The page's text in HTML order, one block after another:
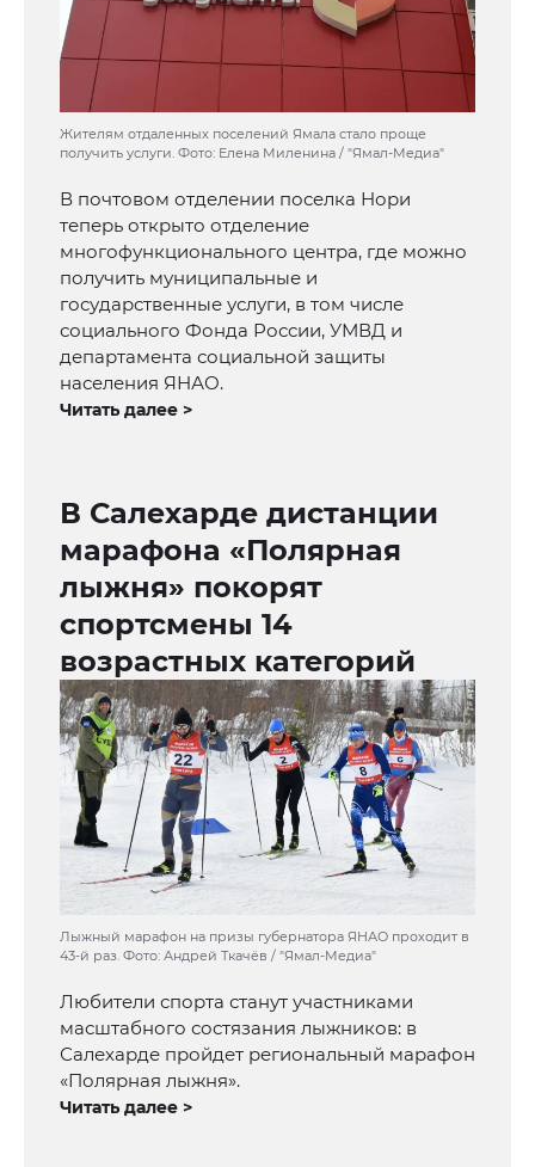
Жителям отдаленных поселений Ямала стало проще
получить услуги. Фото: Елена Миленина / "Ямал-Медиа"
В почтовом отделении поселка Нори
теперь открыто отделение
многофункционального центра, где можно
получить муниципальные и
государственные услуги, в том числе
социального Фонда России, УМВД и
департамента социальной защиты
населения ЯНАО.
Читать далее >
В Салехарде дистанции
марафона «Полярная
лыжня» покорят
спортсмены 14
возрастных категорий
Лыжный марафон на призы губернатора ЯНАО проходит в
43-й раз. Фото: Андрей Ткачёв / "Ямал-Медиа"
Любители спорта станут участниками
масштабного состязания лыжников: в
Салехарде пройдет региональный марафон
«Полярная лыжня».
Читать далее >